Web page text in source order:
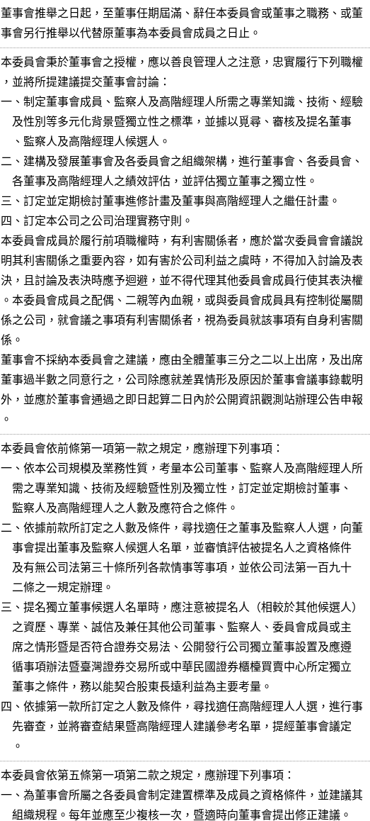
董事會推舉之日起，至董事任期屆滿、辭任本委員會或董事之職務、或董
事會另行推舉以代替原董事為本委員會成員之日止。
本委員會秉於董事會之授權，應以善良管理人之注意，忠實履行下列職權
，並將所提建議提交董事會討論：
一、制定董事會成員、監察人及高階經理人所需之專業知識、技術、經驗
二、建構及發展董事會及各委員會之組織架構，進行董事會、各委員會、
三、訂定並定期檢討董事進修計畫及董事與高階經理人之繼任計畫。
四、訂定本公司之公司治理實務守則。
本委員會成員於履行前項職權時，有利害關係者，應於當次委員會會議說
明其利害關係之重要內容，如有害於公司利益之虞時，不得加入討論及表
決，且討論及表決時應予迴避，並不得代理其他委員會成員行使其表決權
。本委員會成員之配偶、二親等內血親，或與委員會成員具有控制從屬關
係之公司，就會議之事項有利害關係者，視為委員就該事項有自身利害關
係。
董事會不採納本委員會之建議，應由全體董事三分之二以上出席，及出席
董事過半數之同意行之，公司除應就差異情形及原因於董事會議事錄載明
外，並應於董事會通過之即日起算二日內於公開資訊觀測站辦理公告申報
。
本委員會依前條第一項第一款之規定，應辦理下列事項：
一、依本公司規模及業務性質，考量本公司董事、監察人及高階經理人所
二、依據前款所訂定之人數及條件，尋找適任之董事及監察人人選，向董
三、提名獨立董事候選人名單時，應注意被提名人（相較於其他候選人）
四、依據第一款所訂定之人數及條件，尋找適任高階經理人人選，進行事
    。
本委員會依第五條第一項第二款之規定，應辦理下列事項：
一、為董事會所屬之各委員會制定建置標準及成員之資格條件，並建議其